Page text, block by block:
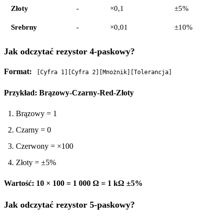
Złoty - ×0,1 ±5%
Srebrny - ×0,01 ±10%
Jak odczytać rezystor 4-paskowy?
Format: [Cyfra 1][Cyfra 2][Mnożnik][Tolerancja]
Przykład: Brązowy-Czarny-Red-Złoty
Brązowy = 1
Czarny = 0
Czerwony = ×100
Złoty = ±5%
Wartość: 10 × 100 = 1 000 Ω = 1 kΩ ±5%
Jak odczytać rezystor 5-paskowy?